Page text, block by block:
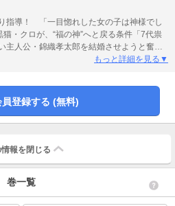
指導！ 「一目惚れした女の子は神様でし
・クロが、“福の神”へと戻る条件「7代祟
主人公・錦織孝太郎を結婚させようと奮闘
･･ 月刊!スピリッツ読者アンケート１位の
もっと詳細を見る▼
登録する (無料)
報を 閉じる
巻一覧